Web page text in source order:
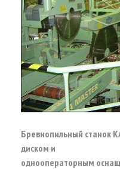
Бревнопильный станок
диском и
однооператорным